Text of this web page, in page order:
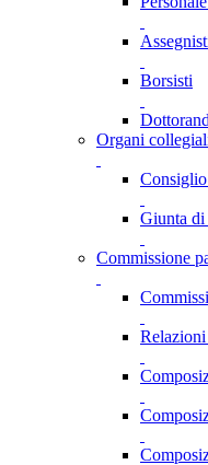
Borsisti
Organi
Giunta
Commissione